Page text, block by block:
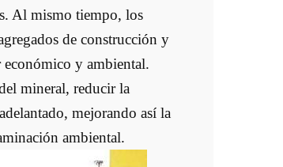
Al mismo tiempo, los
de construcción y
y ambiental.
mineral, reducir la
mejorando así la
ambiental.